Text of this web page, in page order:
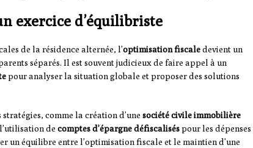
exercice d’équilibriste
de la résidence alternée, l’optimisation fiscaledevient un
séparés. Il est souvent judicieux de faire appel à un
pour analyser la situation globale et proposer des solutions
comme la création d’une société civile immobilière
de comptes d’épargne défiscaliséspour les dépenses
un équilibre entre l’optimisation fiscale et le maintien d’une